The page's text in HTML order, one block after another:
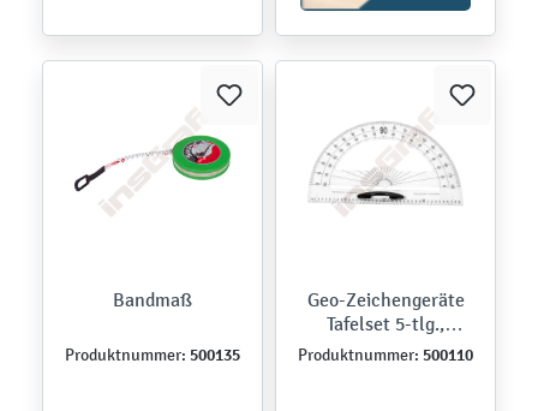
Bandmaß
Produktnummer: 500135
Geo-Zeichengeräte
Tafelset 5-tlg.,
transparent
Produktnummer: 500110